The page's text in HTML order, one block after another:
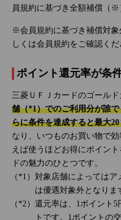
員規約に基づき全額補償（※
※会員規約に基づき補償対
しくは会員規約をご確認くだ
ポイント還元率が条
三菱ＵＦＪカードのゴールド
舗（*1）でのご利用分が誰
らに条件を達成すると最大
なり、いつものお買い物で
えば使うほどお得にポイン
ドの魅力のひとつです。
対象店舗によっては
は優遇対象外となりま
還元率は、1ポイント
トです。1ポイントの